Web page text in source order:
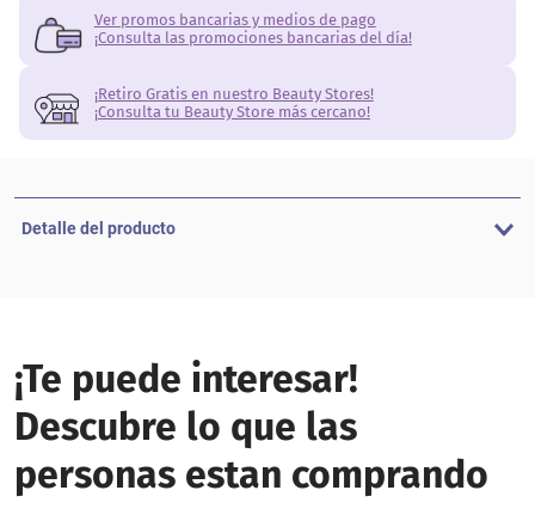
Ver promos bancarias y medios de pago
¡Consulta las promociones bancarias del día!
¡Retiro Gratis en nuestro Beauty Stores!
¡Consulta tu Beauty Store más cercano!
Detalle del producto
¡Te puede interesar!
Descubre lo que las
personas estan comprando